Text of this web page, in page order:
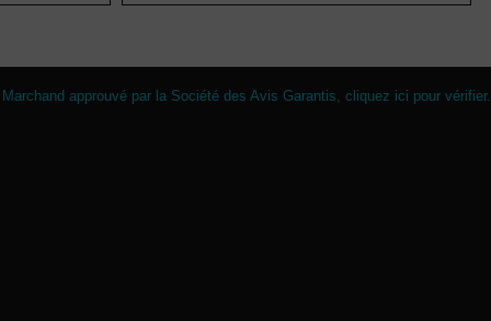
Marchand approuvé par la Société des Avis Garantis, cliquez ici pour vérifier.